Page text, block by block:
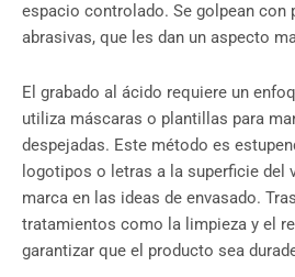
espacio controlado. Se golpean con
abrasivas, que les dan un aspecto
El grabado al ácido requiere un
utiliza máscaras o plantillas para
despejadas. Este método es
logotipos o letras a la superficie del
marca en las ideas de envasado.
tratamientos como la limpieza y el
garantizar que el producto sea